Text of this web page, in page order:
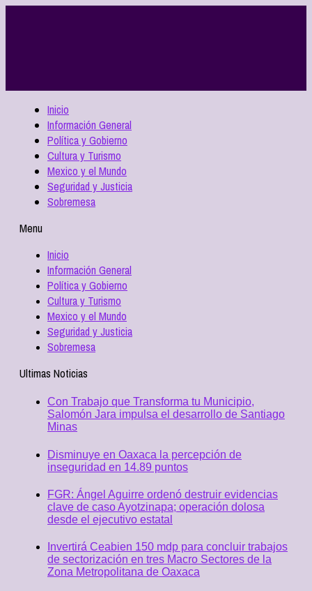
Inicio
Información General
Política y Gobierno
Cultura y Turismo
Mexico y el Mundo
Seguridad y Justicia
Sobremesa
Menu
Inicio
Información General
Política y Gobierno
Cultura y Turismo
Mexico y el Mundo
Seguridad y Justicia
Sobremesa
Ultimas Noticias
Con Trabajo que Transforma tu Municipio,
Salomón Jara impulsa el desarrollo de Santiago
Minas
Disminuye en Oaxaca la percepción de
inseguridad en 14.89 puntos
FGR: Ángel Aguirre ordenó destruir evidencias
clave de caso Ayotzinapa; operación dolosa
desde el ejecutivo estatal
Invertirá Ceabien 150 mdp para concluir trabajos
de sectorización en tres Macro Sectores de la
Zona Metropolitana de Oaxaca